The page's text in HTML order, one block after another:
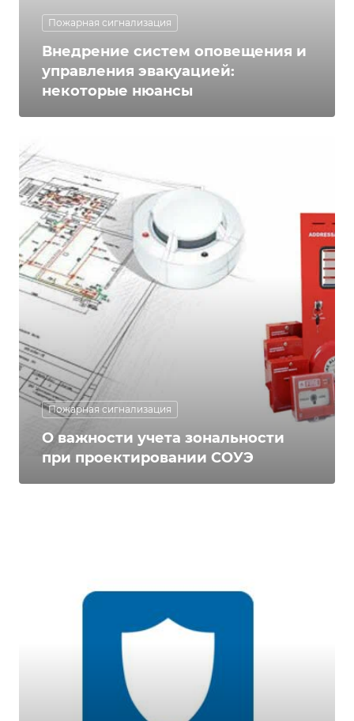
Пожарная сигнализация
Внедрение систем оповещения и
управления эвакуацией:
некоторые нюансы
Пожарная сигнализация
О важности учета зональности
при проектировании СОУЭ